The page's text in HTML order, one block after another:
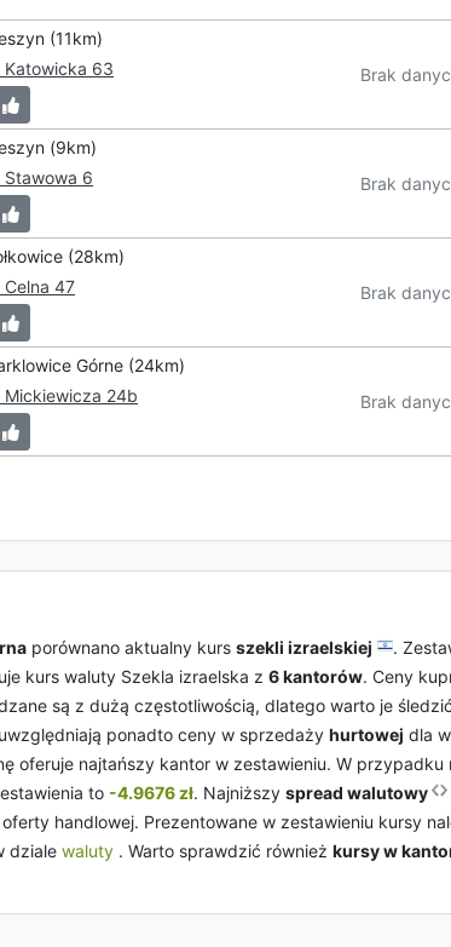
(11km)
Katowicka 63
Brak
(9km)
Stawowa 6
Brak
(28km)
Celna 47
Brak
Górne (24km)
Mickiewicza 24b
Brak
porównano aktualny kurs szekli izraelskiej
.
kurs waluty Szekla izraelska z 6 kantorów. Ceny
są z dużą częstotliwością, dlatego warto je
ponadto ceny w sprzedaży hurtowej dla
oferuje najtańszy kantor w zestawieniu. W przypadku
to -4.9676 zł. Najniższy spread walutowy
handlowej. Prezentowane w zestawieniu kursy
dziale waluty . Warto sprawdzić również kursy w